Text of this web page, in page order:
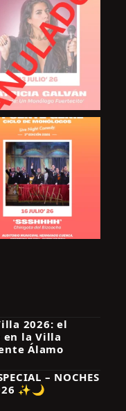
2026: el
en la Villa
Álamo
– NOCHES
✨🌙